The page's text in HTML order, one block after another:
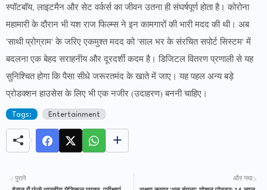
स्पॉटबॉय, लाइटमैन और सेट वर्कर्स का जीवन उतना ही संघर्षपूर्ण होता है। कोरोना
महामारी के दौरान भी यश राज फिल्म्स ने इन कामगारों की भारी मदद की थी। अब
'साथी प्रोग्राम' के जरिए एकमुश्त मदद को 'साल भर के संरचित सपोर्ट सिस्टम' में
बदलना एक बेहद सराहनीय और दूरदर्शी कदम है। डिजिटल वितरण प्रणाली से यह
सुनिश्चित होगा कि पैसा सीधे जरूरतमंद के खाते में जाए। यह पहल अन्य बड़े
प्रोडक्शन हाउसेस के लिए भी एक नजीर (उदाहरण) बननी चाहिए।
Tags: Entertainment
और नया
पुराने